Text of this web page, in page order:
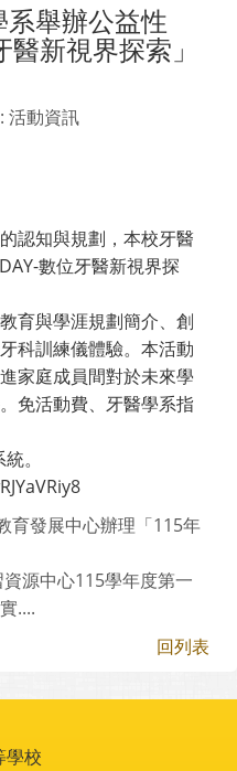
舉辦公益性
醫新視界探索」
活動資訊
認知與規劃，本校牙醫
數位牙醫新視界探
育與學涯規劃簡介、創
科訓練儀體驗。本活動
家庭成員間對於未來學
免活動費、牙醫學系指
。
育發展中心辦理「115年
源中心115學年度第一
....
回列表
學校